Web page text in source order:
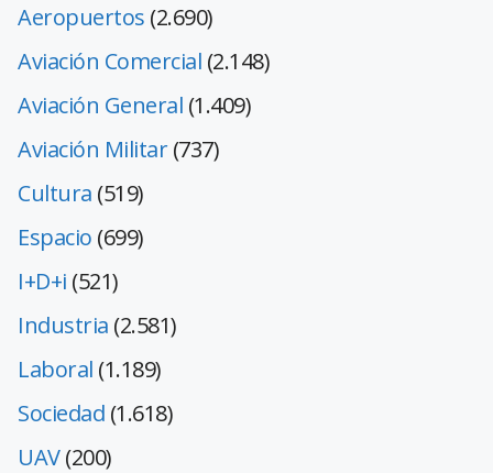
Aeropuertos (2.690)
Aviación Comercial (2.148)
Aviación General (1.409)
Aviación Militar(737)
Cultura (519)
Espacio (699)
I+D+i (521)
Industria (2.581)
Laboral (1.189)
Sociedad (1.618)
UAV(200)